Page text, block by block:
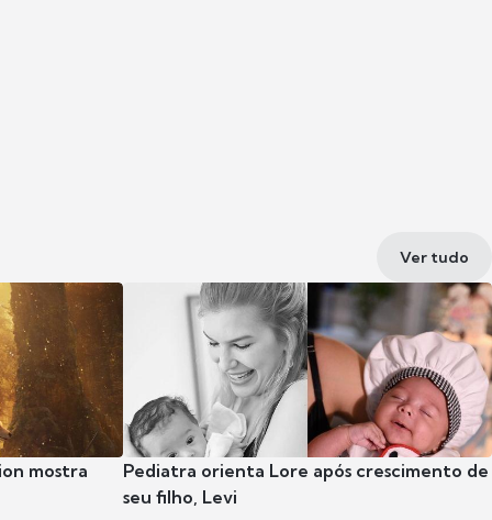
Ver tudo
mostra
Pediatra orienta Lore após crescimento de
seu filho, Levi